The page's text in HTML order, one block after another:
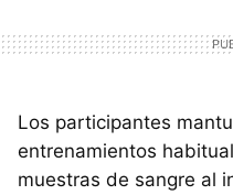
Los participantes
entrenamientos
muestras de sangre al